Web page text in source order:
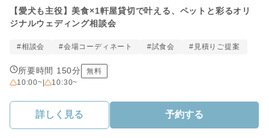
【愛犬も主役】美食×1軒屋貸切で叶える、ペットと彩るオリ
ジナルウェディング相談会
#相談会 #会場コーディネート #試食会 #見積りご提案
所要時間 150分
無料
10:00~| 10:30~
詳しく見る 予約する